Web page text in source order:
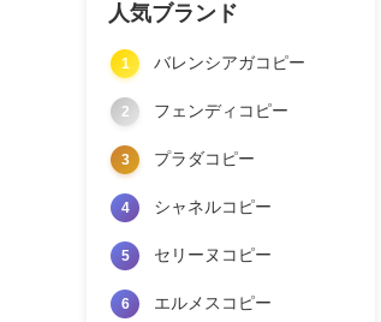
人気ブランド
1 バレンシアガコピー
2 フェンディコピー
3 プラダコピー
4 シャネルコピー
5 セリーヌコピー
6 エルメスコピー